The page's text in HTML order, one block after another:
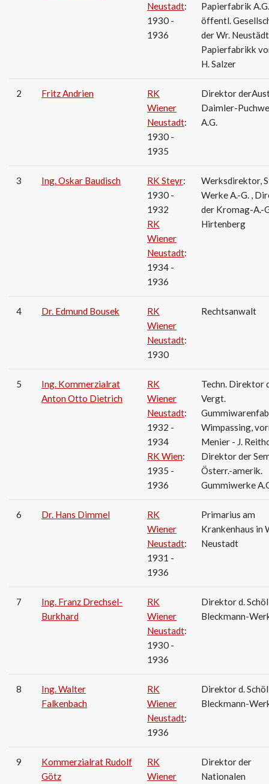
Neustadt:
1930 -
1936
Papierfabrik A.G.
öffentl.
der Wr.
Papierfabrikk
H. Salzer
2 Fritz Andrien
RK
Wiener
Neustadt:
1930 -
1935
Direktor
Daimler-
A.G.
3 Ing. Oskar Baudisch RK Steyr:
1930 -
1932
RK
Wiener
Neustadt:
1934 -
1936
Werksdirektor,
Werke A.-G. ,
der Kromag-A.-
Hirtenberg
4 Dr. Edmund Bousek
RK
Wiener
Neustadt:
1930
Rechtsanwalt
5
Ing. Kommerzialrat
Anton Otto Dietrich
RK
Wiener
Neustadt:
1932 -
1934
RK Wien:
1935 -
1936
Techn. Direktor
Vergt.
Wimpassing,
Menier - J.
Direktor der
Österr.-amerik.
Gummiwerke
6 Dr. Hans Dimmel
RK
Wiener
Neustadt:
1931 -
1936
Primarius am
Krankenhaus in
Neustadt
7
Ing. Franz Drechsel-
Burkhard
RK
Wiener
Neustadt:
1930 -
1936
Direktor d.
Bleckmann-
8
Ing. Walter
Falkenbach
RK
Wiener
Neustadt:
1936
Direktor d.
Bleckmann-
9
Kommerzialrat Rudolf
Götz
RK
Wiener
Direktor der
Nationalen